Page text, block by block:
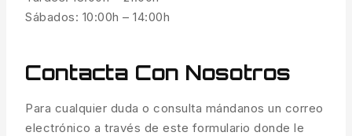
Sábados: 10:00h – 14:00h
Contacta Con Nosotros
Para cualquier duda o consulta mándanos un correo
electrónico a través de este formulario donde le